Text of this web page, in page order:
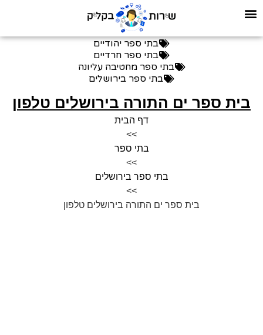
בתי ספר יהודיים
בתי ספר חרדיים
בתי ספר מחטיבה עליונה
בתי ספר בירושלים
בית ספר ים התורה בירושלים טלפון
דף הבית
>>
בתי ספר
>>
בתי ספר בירושלים
>>
בית ספר ים התורה בירושלים טלפון